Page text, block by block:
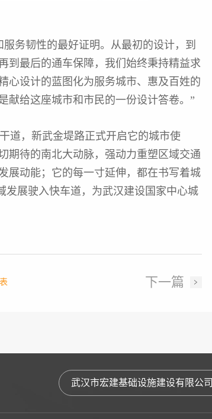
务韧性的最好证明。从最初的设计，到
到最后的通车保障，我们始终秉持精益求
心设计的蓝图化为服务城市、惠及百姓的
献给这座城市和市民的一份设计答卷。”
道，新武金堤路正式开启它的城市使
期待的南北大动脉，强动力重塑区域交通
展动能；它的每一寸延伸，都在书写着城
展驶入快车道，为武汉建设国家中心城
下一篇
武汉市宏建基础设施建设有限公司